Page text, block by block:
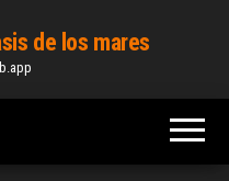
de los mares